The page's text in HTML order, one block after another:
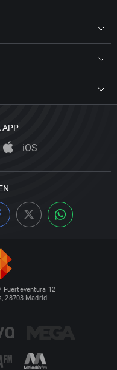
APP
iOS
Fuerteventura 12
28703 Madrid